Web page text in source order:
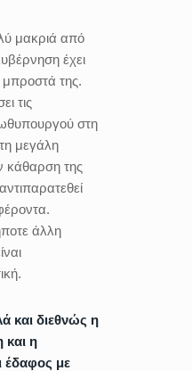
μακριά από
έχει
της.
τις
στη
μεγάλη
κάθαρση της
άλλη
και διεθνώς η
και η
έδαφος με